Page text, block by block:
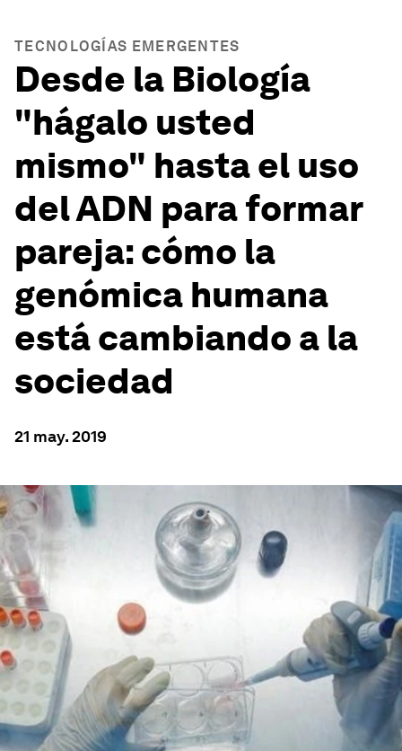
TECNOLOGÍAS EMERGENTES
Desde la Biología
"hágalo usted
mismo" hasta el uso
del ADN para formar
pareja: cómo la
genómica humana
está cambiando a la
sociedad
21 may. 2019